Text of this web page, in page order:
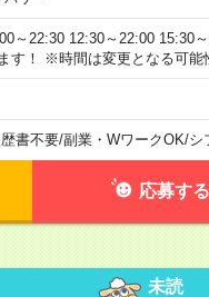
～22:30 12:30～22:00 15:30
す！ ※時間は変更となる可能
書不要/副業・WワークOK/シ
応募する
未読